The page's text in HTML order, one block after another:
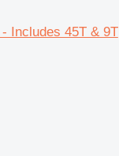
Includes 45T & 9T